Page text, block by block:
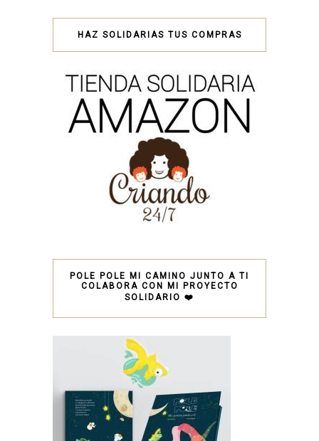
HAZ SOLIDARIAS TUS COMPRAS
POLE POLE MI CAMINO JUNTO A TI
COLABORA CON MI PROYECTO
SOLIDARIO ❤️